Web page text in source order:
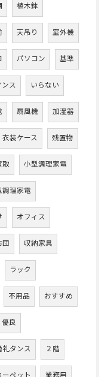
植木鉢
天吊り 室外機
パソコン 基準
ンス いらない
扇風機 加湿器
衣装ケース 残置物
取 小型調理家電
調理家電
オフィス
団 収納家具
ラック
不用品 おすすめ
優良
礼タンス ２階